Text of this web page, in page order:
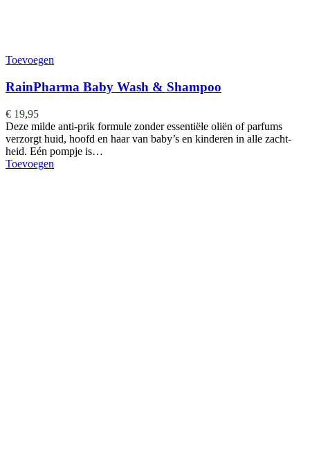
Toevoegen
RainPharma Baby Wash & Shampoo
€ 19,95
Deze milde anti-prik formule zonder essentiële oliën of parfums
verzorgt huid, hoofd en haar van baby’s en kinderen in alle zacht-
heid. Eén pompje is…
Toevoegen